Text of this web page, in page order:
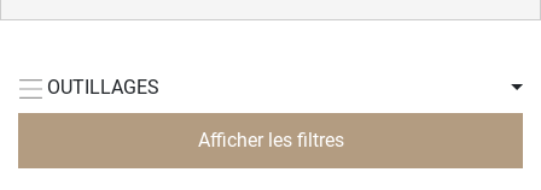
OUTILLAGES
Afficher les filtres